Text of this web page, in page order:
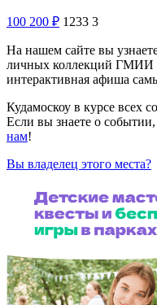
100 200 ₽ 1233 3
На нашем сайте вы
личных коллекций ГМИИ
интерактивная афиша
Кудамоскоу в курсе всех
Если вы знаете о событии,
нам!
Вы владелец этого места?